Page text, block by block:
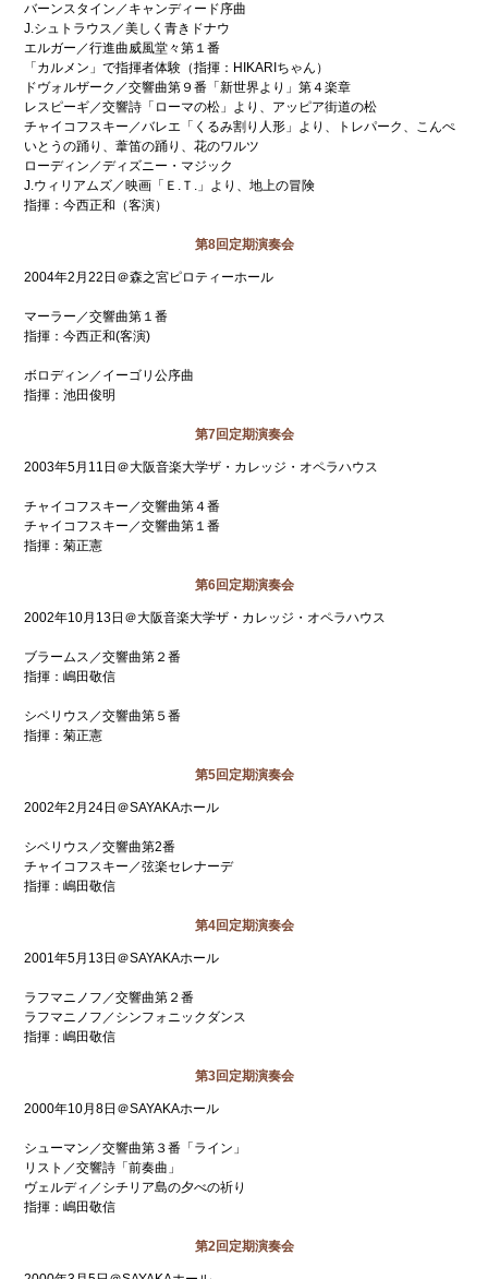
バーンスタイン／キャンディード序曲
J.シュトラウス／美しく青きドナウ
エルガー／行進曲威風堂々第１番
「カルメン」で指揮者体験（指揮：HIKARIちゃん）
ドヴォルザーク／交響曲第９番「新世界より」第４楽章
レスピーギ／交響詩「ローマの松」より、アッピア街道の松
チャイコフスキー／バレエ「くるみ割り人形」より、トレパーク、こんぺ
いとうの踊り、葦笛の踊り、花のワルツ
ローディン／ディズニー・マジック
J.ウィリアムズ／映画「Ｅ.Ｔ.」より、地上の冒険
指揮：今西正和（客演）
第8回定期演奏会
2004年2月22日＠森之宮ピロティーホール
マーラー／交響曲第１番
指揮：今西正和(客演)
ボロディン／イーゴリ公序曲
指揮：池田俊明
第7回定期演奏会
2003年5月11日＠大阪音楽大学ザ・カレッジ・オペラハウス
チャイコフスキー／交響曲第４番
チャイコフスキー／交響曲第１番
指揮：菊正憲
第6回定期演奏会
2002年10月13日＠大阪音楽大学ザ・カレッジ・オペラハウス
ブラームス／交響曲第２番
指揮：嶋田敬信
シベリウス／交響曲第５番
指揮：菊正憲
第5回定期演奏会
2002年2月24日＠SAYAKAホール
シベリウス／交響曲第2番
チャイコフスキー／弦楽セレナーデ
指揮：嶋田敬信
第4回定期演奏会
2001年5月13日＠SAYAKAホール
ラフマニノフ／交響曲第２番
ラフマニノフ／シンフォニックダンス
指揮：嶋田敬信
第3回定期演奏会
2000年10月8日＠SAYAKAホール
シューマン／交響曲第３番「ライン」
リスト／交響詩「前奏曲」
ヴェルディ／シチリア島の夕べの祈り
指揮：嶋田敬信
第2回定期演奏会